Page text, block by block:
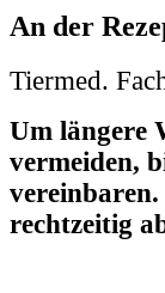
An der
Tiermed.
Um längere
vermeiden,
rechtzeitig